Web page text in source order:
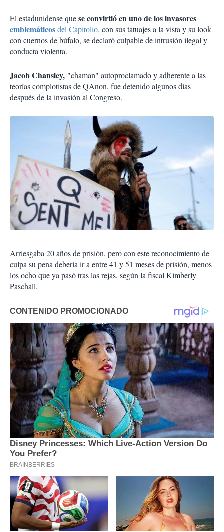
El estadunidense quese convirtió en uno de los invasores
emblemáticosdel Capitolio, con sus tatuajes a la vista y su look
con cuernos de búfalo, se declaró culpable de intrusión ilegal y
conducta violenta.
Jacob Chansley, "chaman" autoproclamado y adherente a las
teorías complotistas de QAnon, fue detenido algunos días
después de la invasión al Congreso.
Arriesgaba 20 años de prisión, pero con este reconocimiento de
culpa su pena debería ir a entre 41 y 51 meses de prisión, menos
los ocho que ya pasó tras las rejas, según la fiscal Kimberly
Paschall.